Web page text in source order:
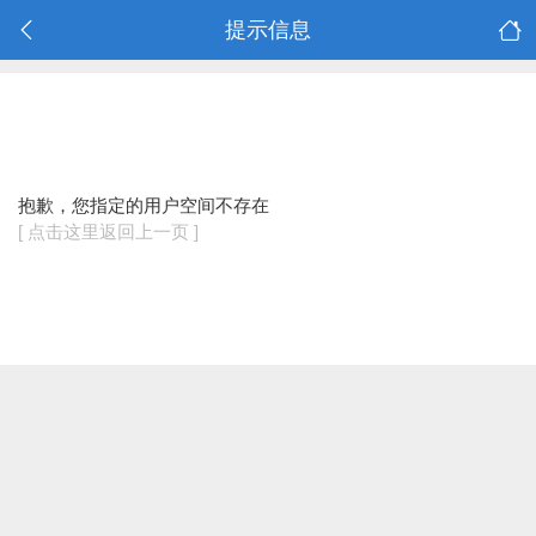
提示信息
抱歉，您指定的用户空间不存在
[ 点击这里返回上一页 ]